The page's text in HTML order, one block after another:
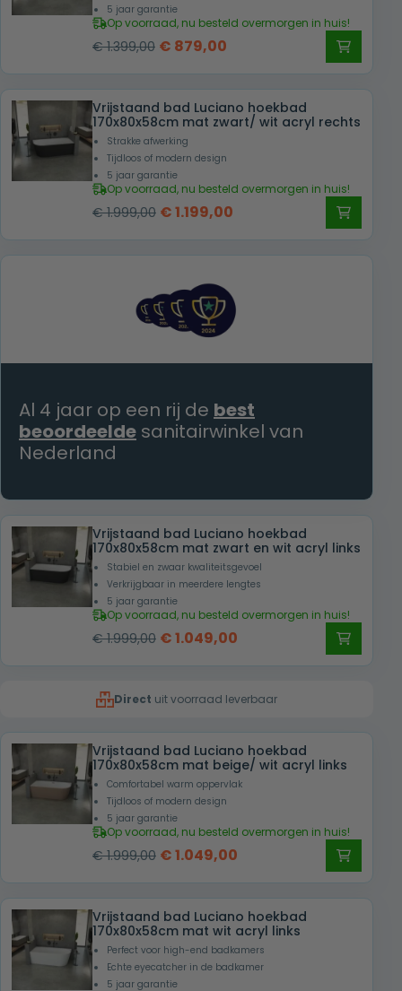
5 jaar garantie
Op voorraad, nu besteld overmorgen in huis!
€1.399,00 Oorspronkelijke
was:
€ 1.399,00.
€ 879,00
is:
€ 879,00.
Vrijstaand bad Luciano hoekbad
170x80x58cm mat zwart/ wit acryl rechts
Strakke afwerking
Tijdloos of modern design
5 jaar garantie
Op voorraad, nu besteld overmorgen in huis!
€1.999,00 Oorspronkelijke
was:
€ 1.999,00.
€1.199,00
is:
Al 4 jaar op een rij de best
beoordeelde sanitairwinkel van
Nederland
Vrijstaand bad Luciano hoekbad
170x80x58cm mat zwart en wit acryl links
Stabiel en zwaar kwaliteitsgevoel
Verkrijgbaar in meerdere lengtes
5 jaar garantie
Op voorraad, nu besteld overmorgen in huis!
€1.999,00 Oorspronkelijke
€ 1.999,00.
€1.049,00
€ 1.049,00.
Direct uit voorraad leverbaar
Vrijstaand bad Luciano hoekbad
170x80x58cm mat beige/ wit acryl links
Comfortabel warm oppervlak
Tijdloos of modern design
5 jaar garantie
Op voorraad, nu besteld overmorgen in huis!
€1.999,00 Oorspronkelijke
was:
€ 1.999,00.
€1.049,00
is:
€ 1.049,00.
Vrijstaand bad Luciano hoekbad
170x80x58cm mat wit acryl links
Perfect voor high-end badkamers
Echte eyecatcher in de badkamer
5 jaar garantie